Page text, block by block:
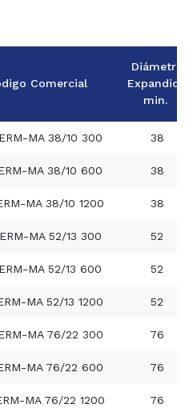
Comercial
Diámetro
Expandido
min.
MA 38/10 300 38
MA 38/10 600 38
MA 38/10 1200 38
MA 52/13 300 52
MA 52/13 600 52
MA 52/13 1200 52
MA 76/22 300 76
MA 76/22 600 76
MA 76/22 1200 76